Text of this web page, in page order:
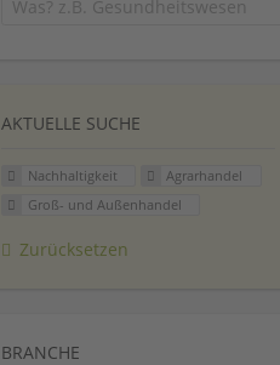
AKTUELLE SUCHE
Nachhaltigkeit
Agrarhandel
Groß- und Außenhandel
Zurücksetzen
BRANCHE